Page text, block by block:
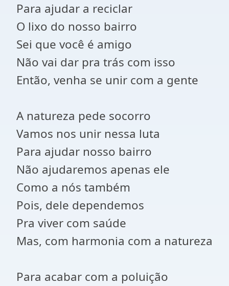
Para ajudar a reciclar
O lixo do nosso bairro
Sei que você é amigo
Não vai dar pra trás com isso
Então, venha se unir com a gente
A natureza pede socorro
Vamos nos unir nessa luta
Para ajudar nosso bairro
Não ajudaremos apenas ele
Como a nós também
Pois, dele dependemos
Pra viver com saúde
Mas, com harmonia com a natureza
Para acabar com a poluição